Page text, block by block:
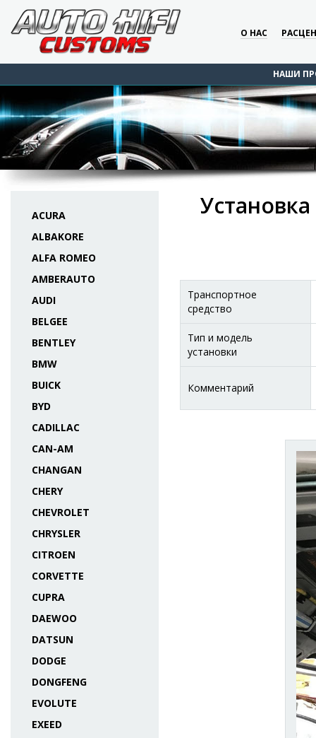
О НАС
НАШИ
ACURA
ALBAKORE
ALFA ROMEO
AMBERAUTO
AUDI
BELGEE
BENTLEY
BMW
BUICK
BYD
CADILLAC
CAN-AM
CHANGAN
CHERY
CHEVROLET
CHRYSLER
CITROEN
CORVETTE
CUPRA
DAEWOO
DATSUN
DODGE
DONGFENG
EVOLUTE
EXEED
Транспортное
средство
Тип и модель
установки
Комментарий